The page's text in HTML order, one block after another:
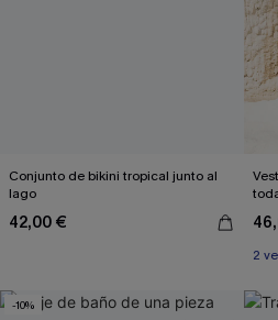
Conjunto de bikini tropical junto al
lago
42,00 €
2
-10%